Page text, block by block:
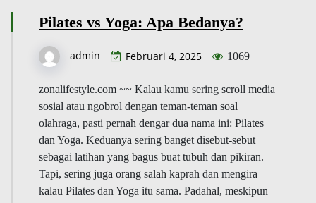
Pilates vs Yoga: Apa Bedanya?
admin Februari 4, 2025 1069
zonalifestyle.com ~~ Kalau kamu sering scroll media
sosial atau ngobrol dengan teman-teman soal
olahraga, pasti pernah dengar dua nama ini: Pilates
dan Yoga. Keduanya sering banget disebut-sebut
sebagai latihan yang bagus buat tubuh dan pikiran.
Tapi, sering juga orang salah kaprah dan mengira
kalau Pilates dan Yoga itu sama. Padahal, meskipun